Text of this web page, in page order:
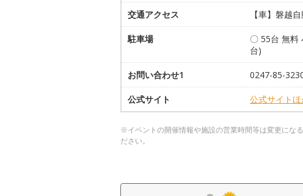
交通アクセス 【車】磐越
駐車場
〇 55台 無料
台)
お問い合わせ1 0247-85-
公式サイト 公式サイト
※イベントの開催情報や施設の営業時間等は変更にな
ださい。